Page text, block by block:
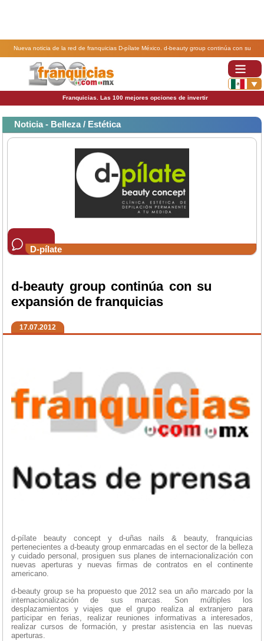
Nueva noticia de la red de franquicias D-pílate México. d-beauty group continúa con su
expansión de franquicias .
Franquicias. Las 100 mejores opciones de invertir
Noticia - Belleza / Estética
D-pílate
d-beauty group continúa con su
expansión de franquicias
17.07.2012
d-pílate beauty concept y d-uñas nails & beauty, franquicias
pertenecientes a d-beauty group enmarcadas en el sector de la belleza
y cuidado personal, prosiguen sus planes de internacionalización con
nuevas aperturas y nuevas firmas de contratos en el continente
americano.
d-beauty group se ha propuesto que 2012 sea un año marcado por la
internacionalización de sus marcas. Son múltiples los
desplazamientos y viajes que el grupo realiza al extranjero para
participar en ferias, realizar reuniones informativas a interesados,
realizar cursos de formación, y prestar asistencia en las nuevas
aperturas.